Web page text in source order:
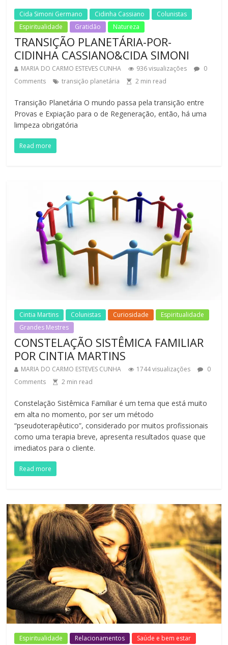
Cida Simoni Germano Cidinha Cassiano
Colunistas
Espiritualidade
Gratidão Natureza
TRANSIÇÃO PLANETÁRIA-POR-
CIDINHA CASSIANO&CIDA SIMONI
MARIA DO CARMO ESTEVES CUNHA 936 visualizações
0
Comments
transição planetária 2 min read
Transição Planetária O mundo passa pela transição entre
Provas e Expiação para o de Regeneração, então, há uma
limpeza obrigatória
Read more
Cintia Martins Colunistas Curiosidade
Espiritualidade
Grandes Mestres
CONSTELAÇÃO SISTÊMICA FAMILIAR
POR CINTIA MARTINS
MARIA DO CARMO ESTEVES CUNHA 1744 visualizações
0
Comments
2 min read
Constelação Sistêmica Familiar é um tema que está muito
em alta no momento, por ser um método
“pseudoterapêutico”, considerado por muitos profissionais
como uma terapia breve, apresenta resultados quase que
imediatos para o cliente.
Read more
Espiritualidade Relacionamentos Saúde e bem estar